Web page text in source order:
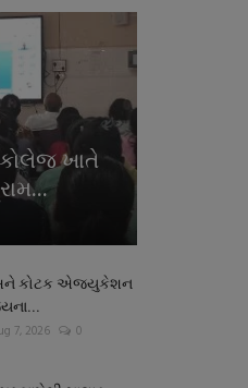
ખાતે
અને કોટક એજ્યુકેશન
7, 2026 0